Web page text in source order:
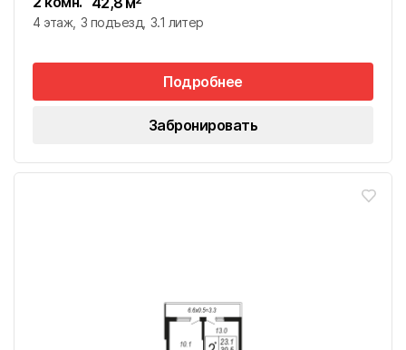
4 этаж 3 подъезд 3.1 литер
Подробнее
Забронировать